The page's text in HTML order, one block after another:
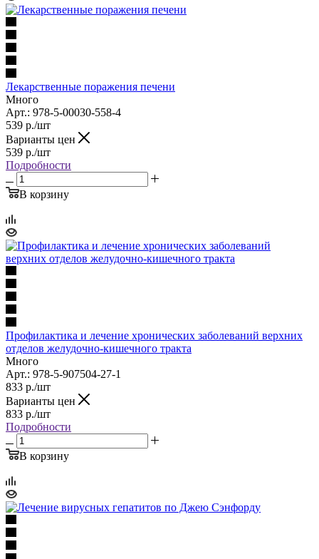
Лекарственные поражения печени
Много
Арт.: 978-5-00030-558-4
539 р./шт
Варианты цен
539 р./шт
Подробности
В корзину
Профилактика и лечение хронических заболеваний верхних
отделов желудочно-кишечного тракта
Много
Арт.: 978-5-907504-27-1
833 р./шт
Варианты цен
833 р./шт
Подробности
В корзину